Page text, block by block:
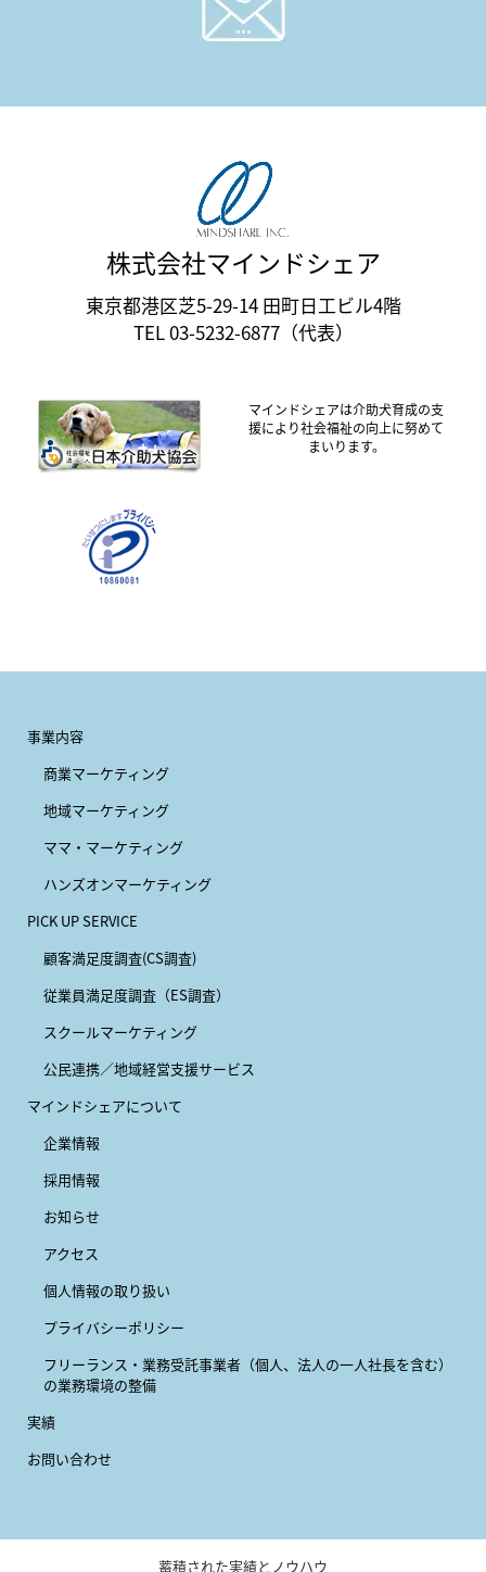
株式会社マインドシェア
東京都港区芝5-29-14 田町日工ビル4階
TEL 03-5232-6877（代表）
マインドシェアは介助犬育成の支
援により社会福祉の向上に努めて
まいります。
事業内容
商業マーケティング
地域マーケティング
ママ・マーケティング
ハンズオンマーケティング
PICK UP SERVICE
顧客満足度調査(CS調査)
従業員満足度調査（ES調査）
スクールマーケティング
公民連携／地域経営支援サービス
マインドシェアについて
企業情報
採用情報
お知らせ
アクセス
個人情報の取り扱い
プライバシーポリシー
フリーランス・業務受託事業者 （個人、法人の一人社長を含む）
の業務環境の整備
実績
お問い合わせ
蓄積された実績とノウハウ